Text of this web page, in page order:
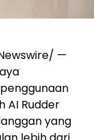
—
AI Rudder
yang